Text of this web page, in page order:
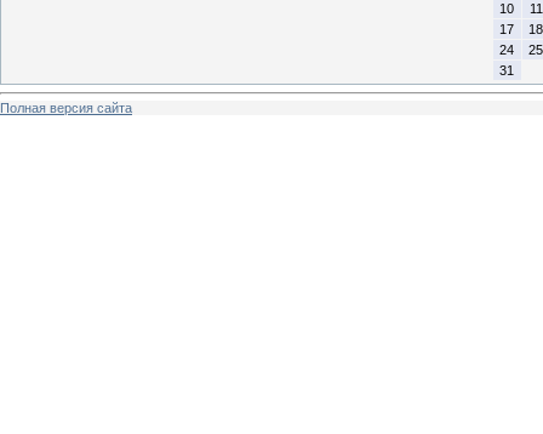
10
11
17
18
24
25
31
Полная версия сайта